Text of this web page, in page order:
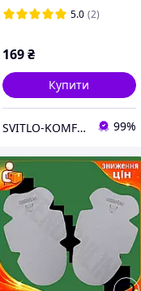
5.0 (2)
169 ₴
Купити
SVITLO-KOMFORT 99%